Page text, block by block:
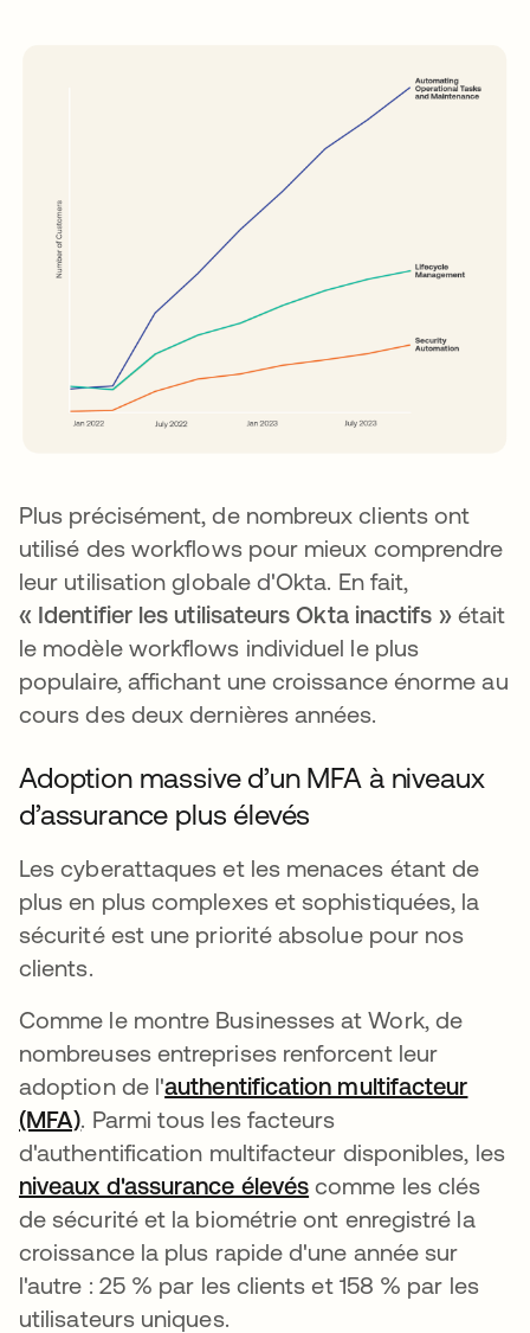
Plus précisément, de nombreux clients ont
utilisé des workflows pour mieux comprendre
leur utilisation globale d'Okta. En fait,
« Identifier les utilisateurs Okta inactifs »était
le modèle workflows individuel le plus
populaire, affichant une croissance énorme au
cours des deux dernières années.
Adoption massive d’un MFA à niveaux
d’assurance plus élevés
Les cyberattaques et les menaces étant de
plus en plus complexes et sophistiquées, la
sécurité est une priorité absolue pour nos
clients.
Comme le montre Businesses at Work, de
nombreuses entreprises renforcent leur
adoption de l'authentification multifacteur
(MFA)s’ouvre dans un nouvel onglet
. Parmi tous les facteurs
d'authentification multifacteur disponibles, les
niveaux d'assurance élevés comme les clés
de sécurité et la biométrie ont enregistré la
croissance la plus rapide d'une année sur
l'autre : 25 % par les clients et 158 % par les
utilisateurs uniques.